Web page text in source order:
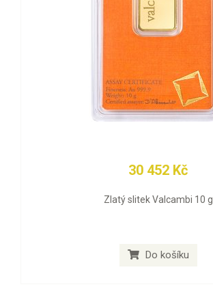
30 452 Kč
Zlatý slitek Valcambi 10 g
Do košíku